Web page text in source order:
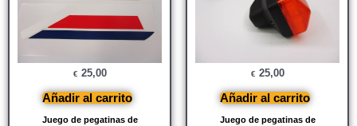
Juego de pegatinas de
€ 25,00
Añadir al carrito
Juego de pegatinas de
€ 25,00
Añadir al carrito